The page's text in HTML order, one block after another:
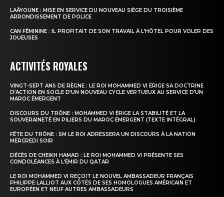
LAÂYOUNE : MISE EN SERVICE DU NOUVEAU SIÈGE DU TROISIÈME
ARRONDISSEMENT DE POLICE
CAN FÉMININE : IL PROFITAIT DE SON TRAVAIL À L’HÔTEL POUR VOLER DES
JOUEUSES
ACTIVITÉS ROYALES
VINGT-SEPT ANS DE RÈGNE : LE ROI MOHAMMED VI ÉRIGE SA DOCTRINE
D’ACTION EN SOCLE D’UN NOUVEAU CYCLE VERTUEUX AU SERVICE D’UN
MAROC ÉMERGENT
DISCOURS DU TRÔNE : MOHAMMED VI ÉRIGE LA STABILITÉ ET LA
SOUVERAINETÉ EN PILIERS DU MAROC ÉMERGENT (TEXTE INTÉGRAL)
FÊTE DU TRÔNE : SM LE ROI ADRESSERA UN DISCOURS À LA NATION
MERCREDI SOIR
DÉCÈS DE CHEIKH HAMAD : LE ROI MOHAMMED VI PRÉSENTE SES
CONDOLÉANCES À L’ÉMIR DU QATAR
LE ROI MOHAMMED VI REÇOIT LE NOUVEL AMBASSADEUR FRANÇAIS
PHILIPPE LALLIOT AUX CÔTÉS DE SES HOMOLOGUES AMÉRICAIN ET
EUROPÉEN ET NEUF AUTRES AMBASSADEURS